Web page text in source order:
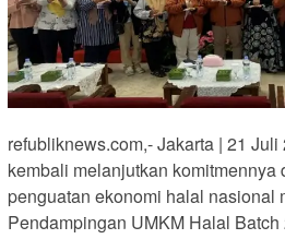
refubliknews.com,- Jakarta | 21
kembali melanjutkan komitmennya
penguatan ekonomi halal nasional
Pendampingan UMKM Halal